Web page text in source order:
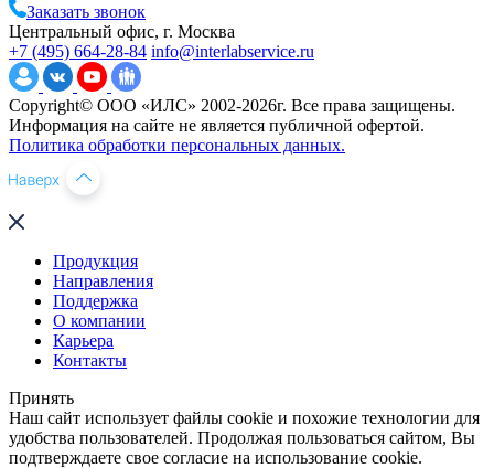
Заказать звонок
Центральный офис, г. Москва
+7 (495) 664-28-84 info@interlabservice.ru
Copyright© ООО «ИЛС» 2002-2026г. Все права защищены.
Информация на сайте не является публичной офертой.
Политика обработки персональных данных.
Продукция
Направления
Поддержка
О компании
Карьера
Контакты
Принять
Наш сайт использует файлы cookie и похожие технологии для
удобства пользователей. Продолжая пользоваться сайтом, Вы
подтверждаете свое согласие на использование cookie.